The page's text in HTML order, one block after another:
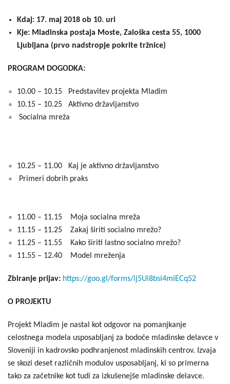
Blog
Kdaj: 17. maj 2018 ob 10. uri
Kje: Mladinska postaja Moste, Zaloška cesta 55, 1000
Ljubljana (prvo nadstropje pokrite tržnice)
PROGRAM DOGODKA:
10.00 – 10.15 Predstavitev projekta Mladim
10.15 – 10.25 Aktivno državljanstvo
Socialna mreža
10.25 – 11.00 Kaj je aktivno državljanstvo
Primeri dobrih praks
11.00 – 11.15 Moja socialna mreža
11.15 – 11.25 Zakaj širiti socialno mrežo?
11.25 – 11.55 Kako širiti lastno socialno mrežo?
11.55 – 12.40 Model mreženja
Zbiranje prijav: https://goo.gl/forms/ij5Ui8bsi4miECq52
O PROJEKTU
Projekt Mladim je nastal kot odgovor na pomanjkanje
celostnega modela usposabljanj za bodoče mladinske delavce v
Sloveniji in kadrovsko podhranjenost mladinskih centrov. Izvaja
se skozi deset različnih modulov usposabljanj, ki so primerna
tako za začetnike kot tudi za izkušenejše mladinske delavce.